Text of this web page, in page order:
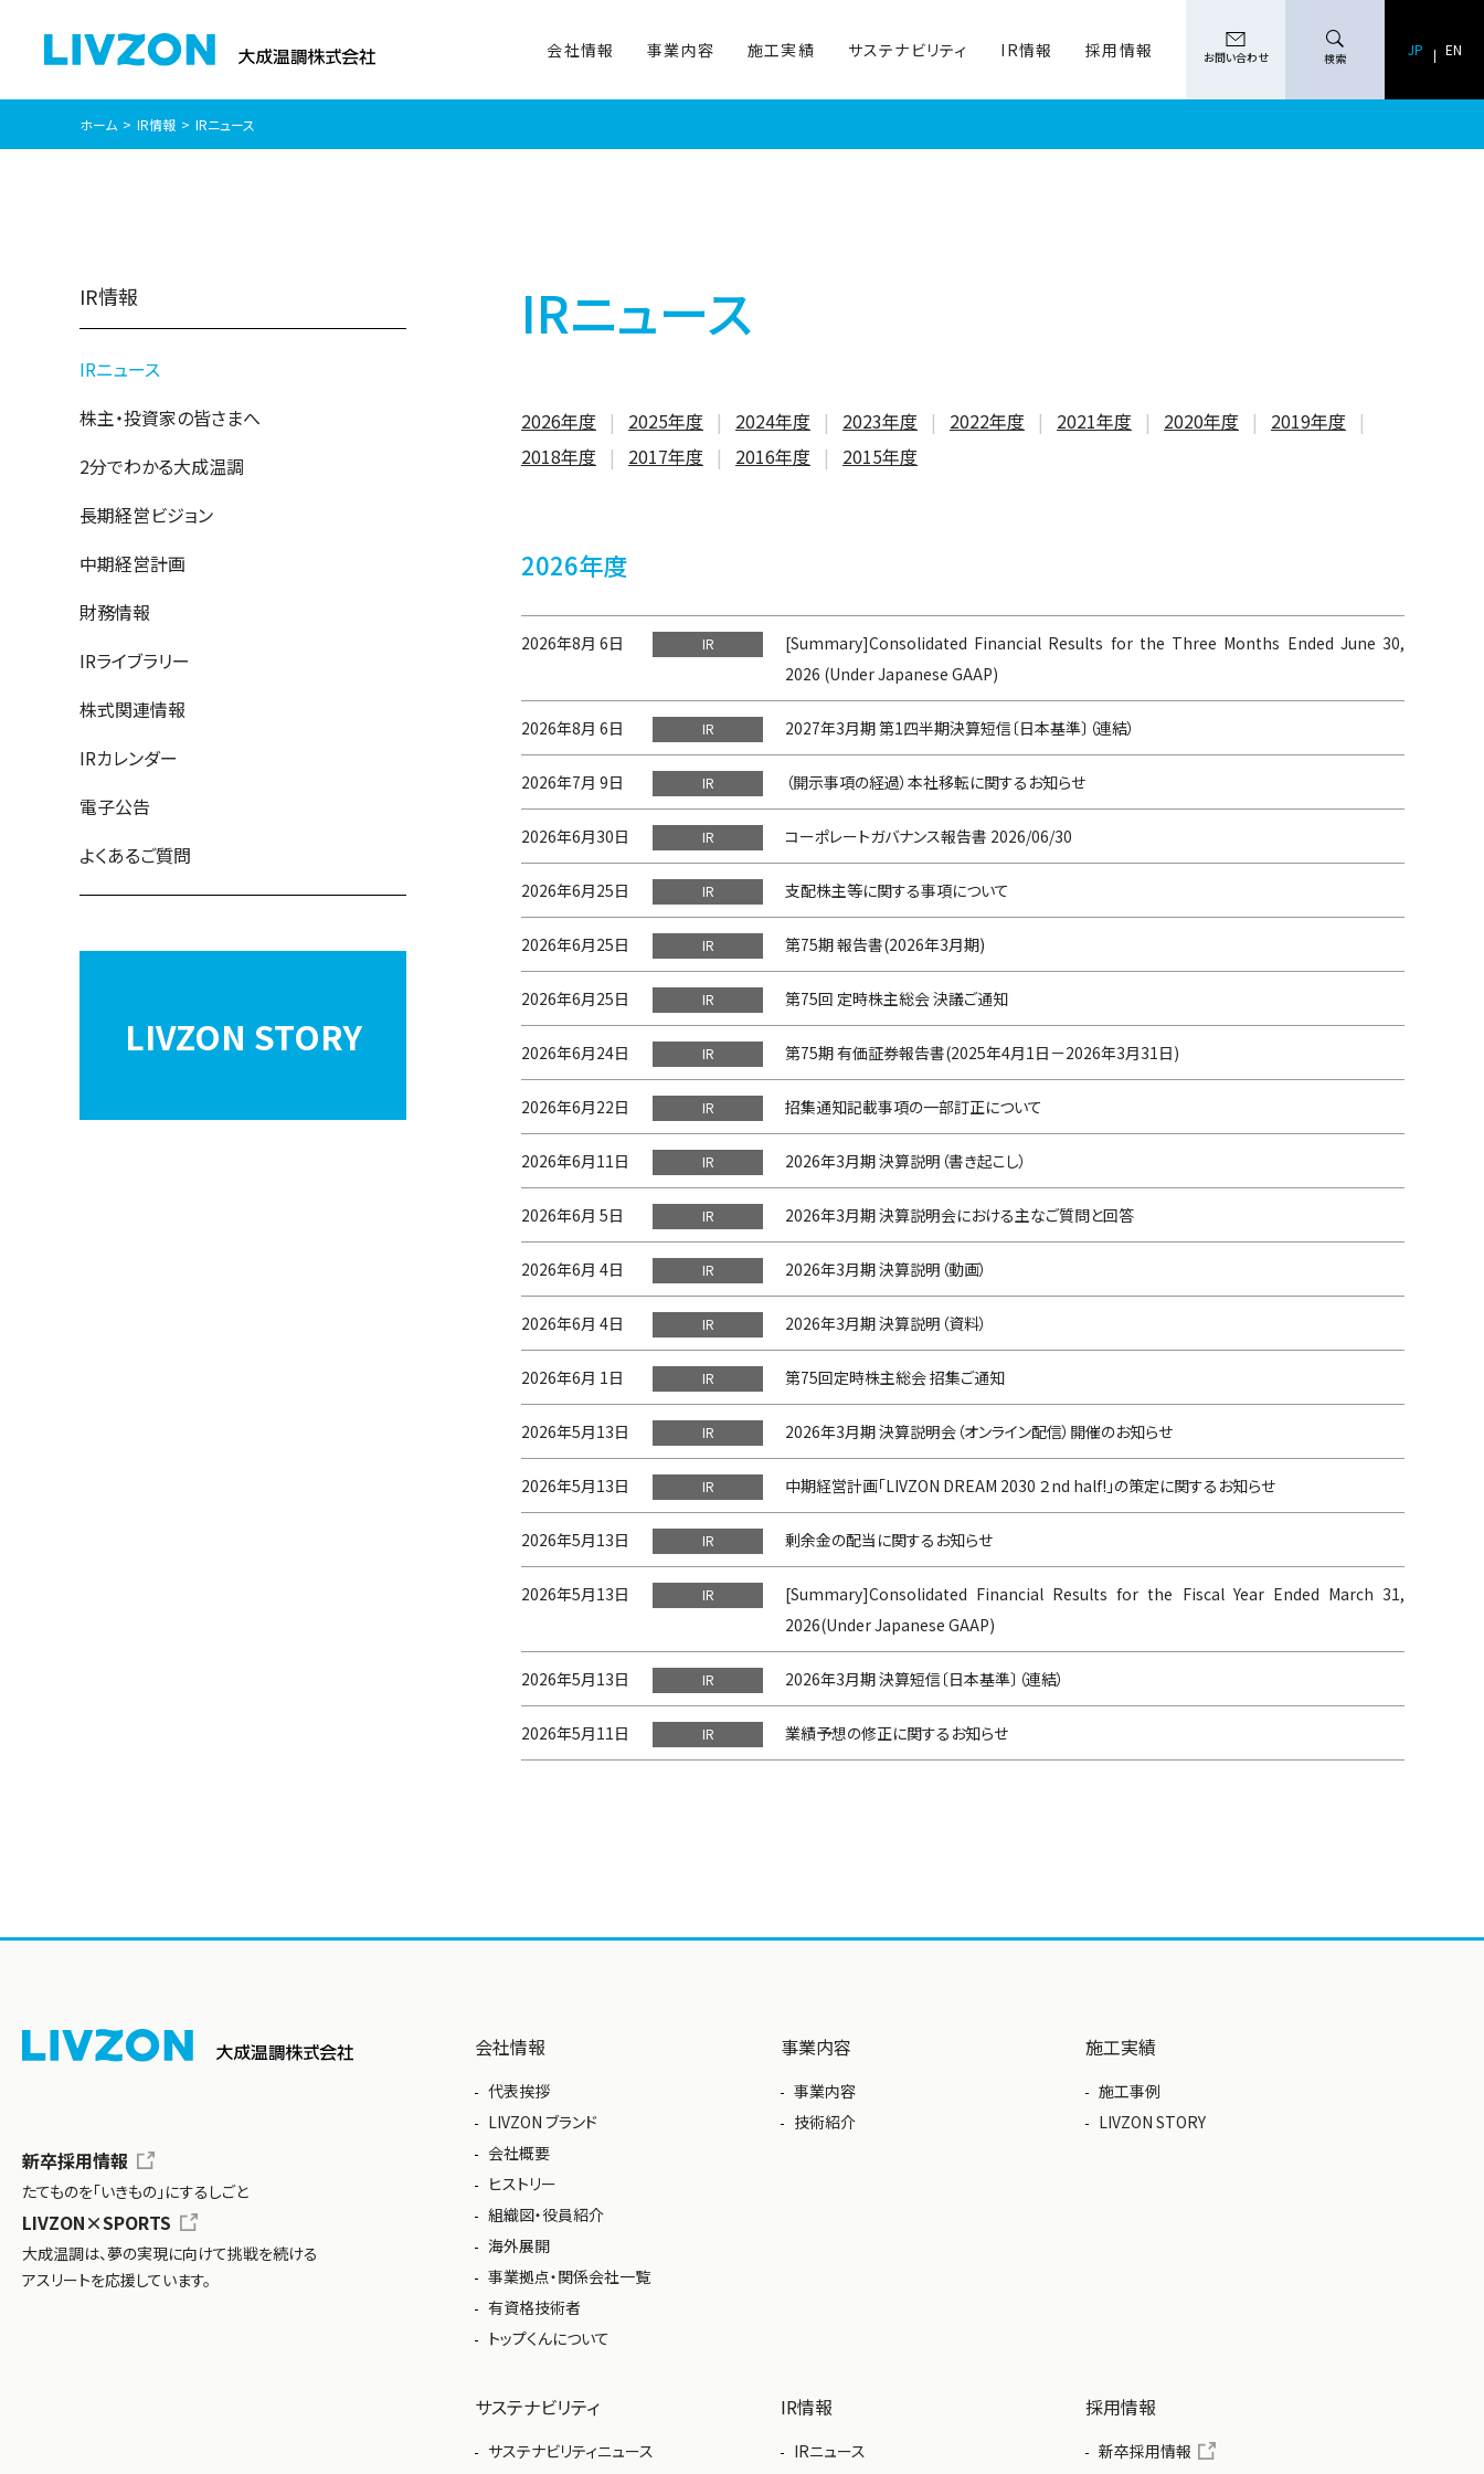
会社情報 事業内容 施工実績 サステナビリティ IR情報 採用情報 お問い合わせ 検索 JP EN
ホーム IR情報 IRニュース
IRニュース
2026年度 2025年度 2024年度 2023年度 2022年度 2021年度 2020年度
2019年度
2018年度
2017年度 2016年度 2015年度
2026年度
2026年8月 6日 IR
[Summary]Consolidated Financial Results for the Three Months Ended June 30,
2026 (Under Japanese GAAP)
2026年8月 6日 IR 2027年3月期 第1四半期決算短信〔日本基準〕（連結）
2026年7月 9日 IR （開示事項の経過）本社移転に関するお知らせ
2026年6月30日 IR コーポレートガバナンス報告書 2026/06/30
2026年6月25日 IR 支配株主等に関する事項について
2026年6月25日 IR 第75期 報告書(2026年3月期)
2026年6月25日 IR 第75回 定時株主総会 決議ご通知
2026年6月24日 IR 第75期 有価証券報告書(2025年4月1日－2026年3月31日)
2026年6月22日 IR 招集通知記載事項の一部訂正について
2026年6月11日 IR 2026年3月期 決算説明（書き起こし）
2026年6月 5日 IR 2026年3月期 決算説明会における主なご質問と回答
2026年6月 4日 IR 2026年3月期 決算説明（動画）
2026年6月 4日 IR 2026年3月期 決算説明（資料）
2026年6月 1日 IR 第75回定時株主総会 招集ご通知
2026年5月13日 IR 2026年3月期 決算説明会（オンライン配信）開催のお知らせ
2026年5月13日 IR 中期経営計画「LIVZON DREAM 2030 ２nd half!」の策定に関するお知らせ
2026年5月13日 IR 剰余金の配当に関するお知らせ
2026年5月13日 IR
[Summary]Consolidated Financial Results for the Fiscal Year Ended March 31,
2026(Under Japanese GAAP)
2026年5月13日 IR 2026年3月期 決算短信〔日本基準〕（連結）
2026年5月11日 IR 業績予想の修正に関するお知らせ
IR情報
IRニュース
株主・投資家の皆さまへ
2分でわかる大成温調
長期経営ビジョン
中期経営計画
財務情報
IRライブラリー
株式関連情報
IRカレンダー
電子公告
よくあるご質問
LIVZON STORY
新卒採用情報
たてものを「いきもの」にするしごと
LIVZON×SPORTS
大成温調は、夢の実現に向けて挑戦を続ける
アスリートを応援しています。
会社情報
代表挨拶
LIVZON ブランド
会社概要
ヒストリー
組織図・役員紹介
海外展開
事業拠点・関係会社一覧
有資格技術者
トップくんについて
事業内容
事業内容
技術紹介
施工実績
施工事例
LIVZON STORY
サステナビリティ
サステナビリティニュース
IR情報
IRニュース
採用情報
新卒採用情報